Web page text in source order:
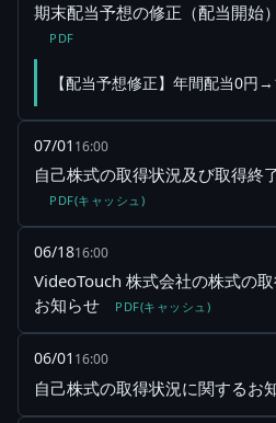
期末配当予想の修正（配当開始
PDF
【配当予想修正】年間配当0円
07/01 16:00
自己株式の取得状況及び取得終
PDF(キャッシュ)
06/1816:00
VideoTouch 株式会社の株式の
お知らせ
PDF(キャッシュ)
06/01 16:00
自己株式の取得状況に関するお